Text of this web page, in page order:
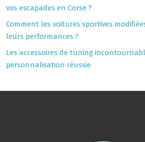
vos escapades en Corse ?
Comment les voitures sportives
leurs performances ?
Les accessoires de tuning
personnalisation réussie